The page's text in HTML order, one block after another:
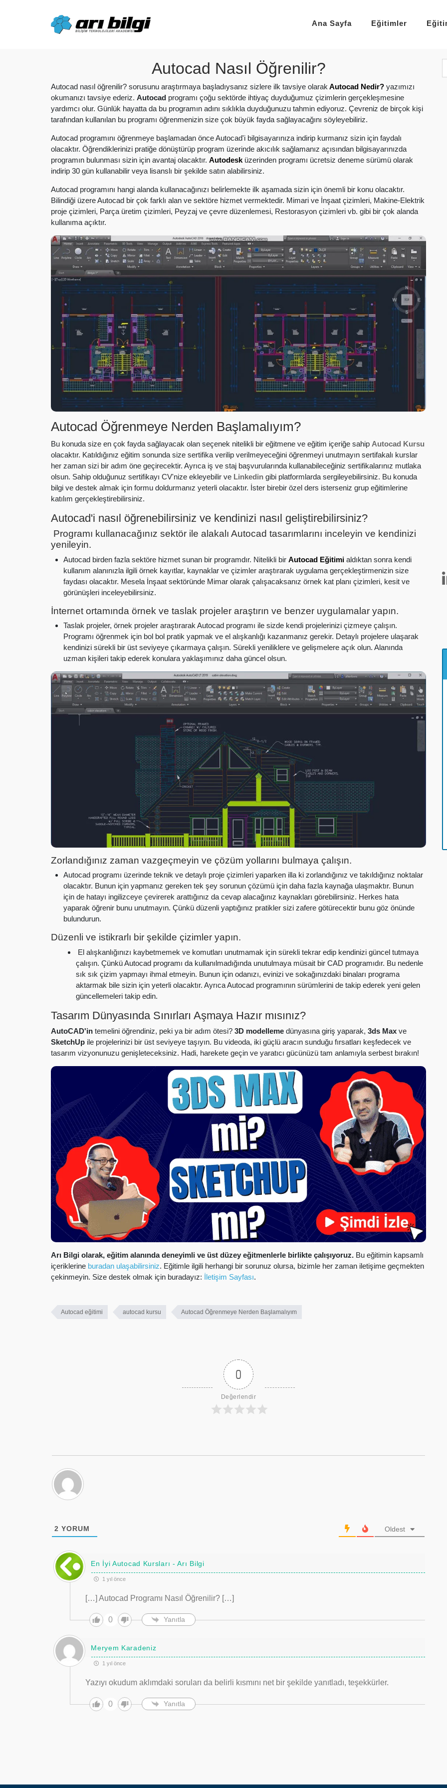
Ana Sayfa Eğitimler
Autocad Nasıl Öğrenilir?
Autocad nasıl öğrenilir? sorusunu araştırmaya başladıysanız sizlere ilk tavsiye olarak Autocad Nedir? yazımızı
okumanızı tavsiye ederiz. Autocad programı çoğu sektörde ihtiyaç duyduğumuz çizimlerin gerçekleşmesine
yardımcı olur. Günlük hayatta da bu programın adını sıklıkla duyduğunuzu tahmin ediyoruz. Çevreniz de birçok kişi
tarafından kullanılan bu programı öğrenmenizin size çok büyük fayda sağlayacağını söyleyebiliriz.
Autocad programını öğrenmeye başlamadan önce Autocad'i bilgisayarınıza indirip kurmanız sizin için faydalı
olacaktır. Öğrendiklerinizi pratiğe dönüştürüp program üzerinde akıcılık sağlamanız açısından bilgisayarınızda
programın bulunması sizin için avantaj olacaktır. Autodesk üzerinden programı ücretsiz deneme sürümü olarak
indirip 30 gün kullanabilir veya lisanslı bir şekilde satın alabilirsiniz.
Autocad programını hangi alanda kullanacağınızı belirlemekte ilk aşamada sizin için önemli bir konu olacaktır.
Bilindiği üzere Autocad bir çok farklı alan ve sektöre hizmet vermektedir. Mimari ve İnşaat çizimleri, Makine-Elektrik
proje çizimleri, Parça üretim çizimleri, Peyzaj ve çevre düzenlemesi, Restorasyon çizimleri vb. gibi bir çok alanda
kullanıma açıktır.
Autocad Öğrenmeye Nerden Başlamalıyım?
Bu konuda size en çok fayda sağlayacak olan seçenek nitelikli bir eğitmene ve eğitim içeriğe sahip Autocad Kursu
olacaktır. Katıldığınız eğitim sonunda size sertifika verilip verilmeyeceğini öğrenmeyi unutmayın sertifakalı kurslar
her zaman sizi bir adım öne geçirecektir. Ayrıca iş ve staj başvurularında kullanabileceğiniz sertifikalarınız mutlaka
olsun. Sahip olduğunuz sertifikayı CV'nize ekleyebilir ve Linkedin gibi platformlarda sergileyebilirsiniz. Bu konuda
bilgi ve destek almak için formu doldurmanız yeterli olacaktır. İster birebir özel ders isterseniz grup eğitimlerine
katılım gerçekleştirebilirsiniz.
Autocad'i nasıl öğrenebilirsiniz ve kendinizi nasıl geliştirebilirsiniz?
Programı kullanacağınız sektör ile alakalı Autocad tasarımlarını inceleyin ve kendinizi
yenileyin.
Autocad birden fazla sektöre hizmet sunan bir programdır. Nitelikli bir Autocad Eğitimi aldıktan sonra kendi
kullanım alanınızla ilgili örnek kayıtlar, kaynaklar ve çizimler araştırarak uygulama gerçekleştirmenizin size
faydası olacaktır. Mesela İnşaat sektöründe Mimar olarak çalışacaksanız örnek kat planı çizimleri, kesit ve
görünüşleri inceleyebilirsiniz.
İnternet ortamında örnek ve taslak projeler araştırın ve benzer uygulamalar yapın.
Taslak projeler, örnek projeler araştırarak Autocad programı ile sizde kendi projelerinizi çizmeye çalışın.
Programı öğrenmek için bol bol pratik yapmak ve el alışkanlığı kazanmanız gerekir. Detaylı projelere ulaşarak
kendinizi sürekli bir üst seviyeye çıkarmaya çalışın. Sürekli yeniliklere ve gelişmelere açık olun. Alanında
uzman kişileri takip ederek konulara yaklaşımınız daha güncel olsun.
Zorlandığınız zaman vazgeçmeyin ve çözüm yollarını bulmaya çalışın.
Autocad programı üzerinde teknik ve detaylı proje çizimleri yaparken illa ki zorlandığınız ve takıldığınız noktalar
olacaktır. Bunun için yapmanız gereken tek şey sorunun çözümü için daha fazla kaynağa ulaşmaktır. Bunun
için de hatayı ingilizceye çevirerek arattığınız da cevap alacağınız kaynakları görebilirsiniz. Herkes hata
yaparak öğrenir bunu unutmayın. Çünkü düzenli yaptığınız pratikler sizi zafere götürecektir bunu göz önünde
bulundurun.
Düzenli ve istikrarlı bir şekilde çizimler yapın.
El alışkanlığınızı kaybetmemek ve komutları unutmamak için sürekli tekrar edip kendinizi güncel tutmaya
çalışın. Çünkü Autocad programı da kullanılmadığında unutulmaya müsait bir CAD programıdır. Bu nedenle
sık sık çizim yapmayı ihmal etmeyin. Bunun için odanızı, evinizi ve sokağınızdaki binaları programa
aktarmak bile sizin için yeterli olacaktır. Ayrıca Autocad programının sürümlerini de takip ederek yeni gelen
güncellemeleri takip edin.
Tasarım Dünyasında Sınırları Aşmaya Hazır mısınız?
AutoCAD'in temelini öğrendiniz, peki ya bir adım ötesi? 3D modelleme dünyasına giriş yaparak, 3ds Max ve
SketchUp ile projelerinizi bir üst seviyeye taşıyın. Bu videoda, iki güçlü aracın sunduğu fırsatları keşfedecek ve
tasarım vizyonunuzu genişleteceksiniz. Hadi, harekete geçin ve yaratıcı gücünüzü tam anlamıyla serbest bırakın!
Arı Bilgi olarak, eğitim alanında deneyimli ve üst düzey eğitmenlerle birlikte çalışıyoruz. Bu eğitimin kapsamlı
içeriklerine buradan ulaşabilirsiniz. Eğitimle ilgili herhangi bir sorunuz olursa, bizimle her zaman iletişime geçmekten
çekinmeyin. Size destek olmak için buradayız: İletişim Sayfası.
Autocad eğitimi autocad kursu Autocad Öğrenmeye Nerden Başlamalıyım
0
Değerlendir
2 YORUM Oldest
En İyi Autocad Kursları - Arı Bilgi
1 yıl önce
[…] Autocad Programı Nasıl Öğrenilir? […]
0 Yanıtla
Meryem Karadeniz
1 yıl önce
Yazıyı okudum aklımdaki soruları da belirli kısmını net bir şekilde yanıtladı, teşekkürler.
0 Yanıtla